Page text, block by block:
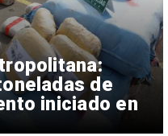
de
iniciado en